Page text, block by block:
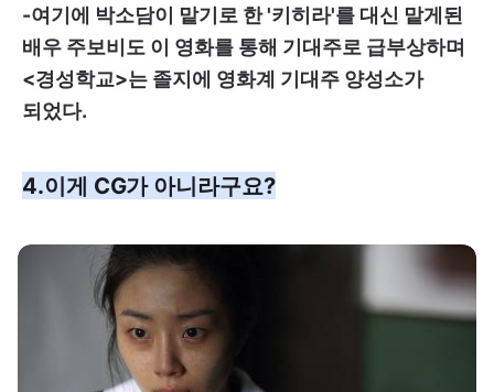
-여기에 박소담이 맡기로 한 '키히라'를 대신 맡게된
배우 주보비도 이 영화를 통해 기대주로 급부상하며
<경성학교>는 졸지에 영화계 기대주 양성소가
되었다.
4.이게 CG가 아니라구요?